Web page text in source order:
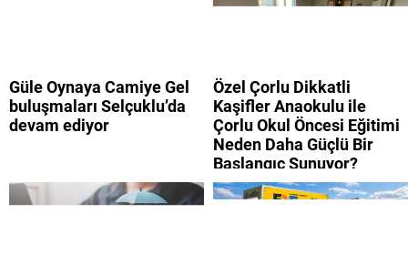
Güle Oynaya Camiye Gel
buluşmaları Selçuklu’da
devam ediyor
Özel Çorlu Dikkatli
Kaşifler Anaokulu ile
Çorlu Okul Öncesi Eğitimi
Neden Daha Güçlü Bir
Başlangıç Sunuyor?